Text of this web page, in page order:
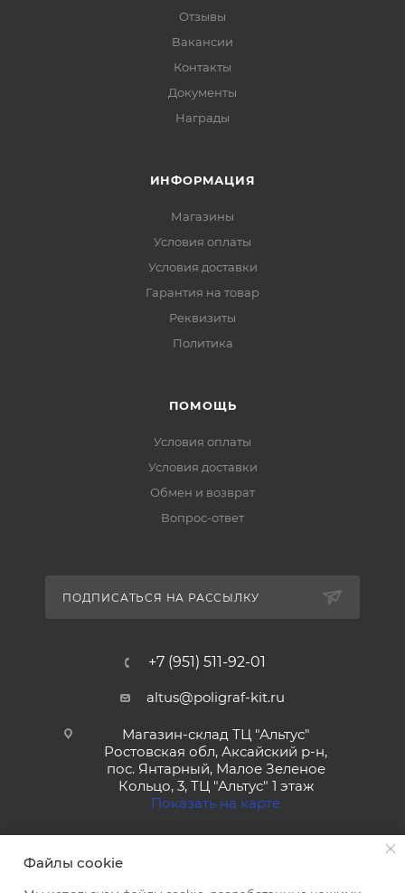
Отзывы
Вакансии
Контакты
Документы
Награды
ИНФОРМАЦИЯ
Магазины
Условия оплаты
Условия доставки
Гарантия на товар
Реквизиты
Политика
ПОМОЩЬ
Условия оплаты
Условия доставки
Обмен и возврат
Вопрос-ответ
ПОДПИСАТЬСЯ НА РАССЫЛКУ
+7 (951) 511-92-01
altus@poligraf-kit.ru
Магазин-склад ТЦ "Альтус"
Ростовская обл, Аксайский р-н,
пос. Янтарный, Малое Зеленое
Кольцо, 3, ТЦ "Альтус" 1 этаж
Показать на карте
Файлы cookie